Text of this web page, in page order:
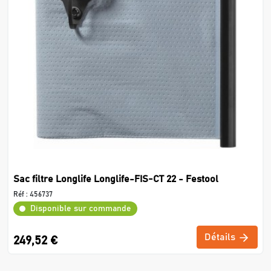
Sac filtre Longlife Longlife-FIS-CT 22 - Festool
Réf : 456737
Disponible sur commande
249,52 € Détails